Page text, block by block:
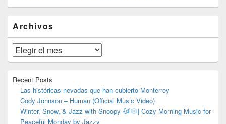
área
de
widget
barra
lateral
Archivos
Archivos
Recent Posts
Las históricas nevadas que han cubierto Monterrey
Cody Johnson – Human (Official Music Video)
Winter, Snow, & Jazz with Snoopy
| Cozy Morning Music for
Peaceful Monday by Jazzy